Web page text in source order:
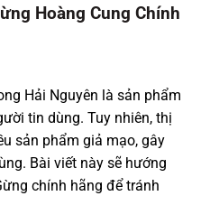
Hoàng Cung Chính
Hải Nguyên là sản phẩm
tin dùng. Tuy nhiên, thị
sản phẩm giả mạo, gây
Bài viết này sẽ hướng
chính hãng để tránh